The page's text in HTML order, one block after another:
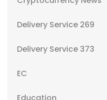
Delivery Service 269
Delivery Service 373
EC